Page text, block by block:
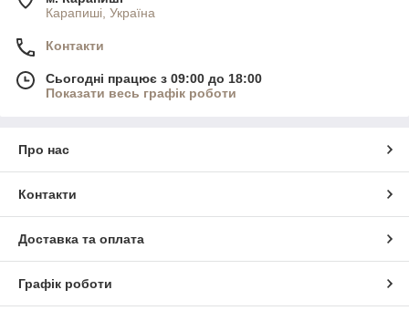
Карапиші, Україна
Контакти
Сьогодні працює з 09:00 до 18:00
Показати весь графік роботи
Про нас
Контакти
Доставка та оплата
Графік роботи